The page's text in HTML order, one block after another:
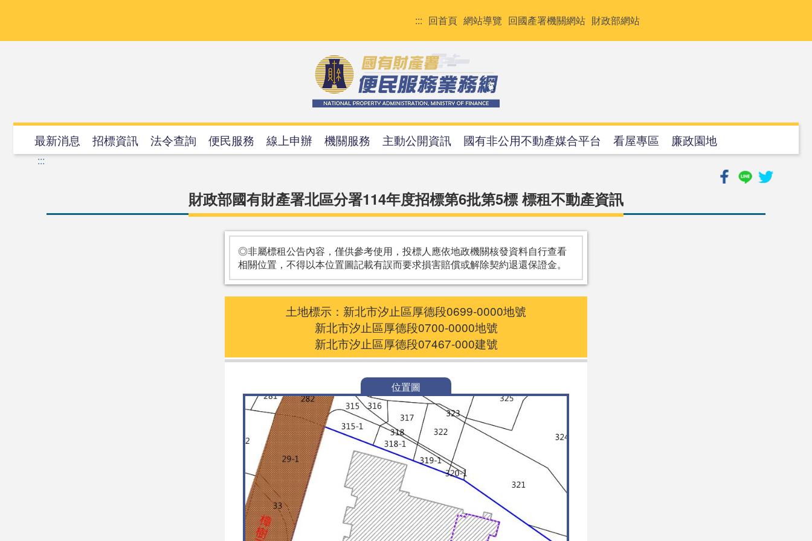
要
::: 回首頁 網站導覽 回國產署機關網站 財政部網站
最新消息 招標資訊 法令查詢 便民服務 線上申辦 機關服務 主動公開資訊 國有非公用不動產媒合平台 看屋專區 廉政園地
:::
財政部國有財產署北區分署114年度招標第6批第5標 標租不動產資訊
◎非屬標租公告內容，僅供參考使用，投標人應依地政機關核發資料自行查看
相關位置，不得以本位置圖記載有誤而要求損害賠償或解除契約退還保證金。
土地標示：新北市汐止區厚德段0699-0000地號
新北市汐止區厚德段0700-0000地號
新北市汐止區厚德段07467-000建號
位置圖